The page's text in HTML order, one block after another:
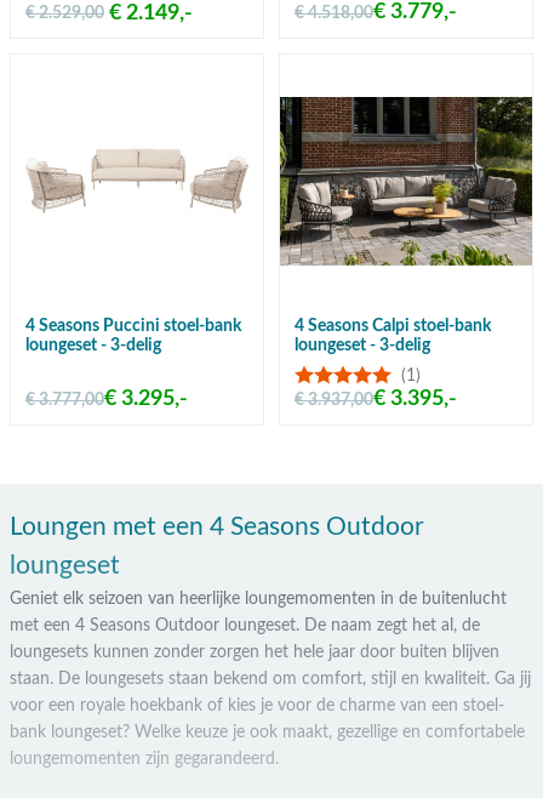
€ 2.149,-
€ 2.529,00 € 4.518,00€ 3.779,-
4 Seasons Puccini stoel-bank
loungeset - 3-delig
€ 3.777,00€ 3.295,-
4 Seasons Calpi stoel-bank
loungeset - 3-delig
(1)
€ 3.937,00€ 3.395,-
Loungen met een 4 Seasons Outdoor
loungeset
Geniet elk seizoen van heerlijke loungemomenten in de buitenlucht
met een 4 Seasons Outdoor loungeset. De naam zegt het al, de
loungesets kunnen zonder zorgen het hele jaar door buiten blijven
staan. De loungesets staan bekend om comfort, stijl en kwaliteit. Ga jij
voor een royale hoekbank of kies je voor de charme van een stoel-
bank loungeset? Welke keuze je ook maakt, gezellige en comfortabele
loungemomenten zijn gegarandeerd.